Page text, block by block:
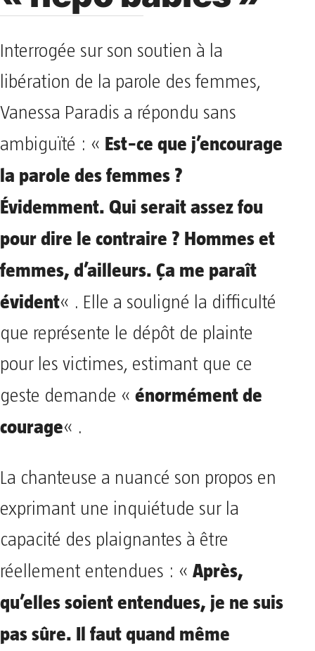
Interrogée sur son soutien à la
libération de la parole des femmes,
Vanessa Paradis a répondu sans
ambiguïté : « Est‑ce que j’encourage
la parole des femmes ?
Évidemment. Qui serait assez fou
pour dire le contraire ? Hommes et
femmes, d’ailleurs. Ça me paraît
évident« . Elle a souligné la difficulté
que représente le dépôt de plainte
pour les victimes, estimant que ce
geste demande « énormément de
courage« .
La chanteuse a nuancé son propos en
exprimant une inquiétude sur la
capacité des plaignantes à être
réellement entendues : « Après,
qu’elles soient entendues, je ne suis
pas sûre. Il faut quand même